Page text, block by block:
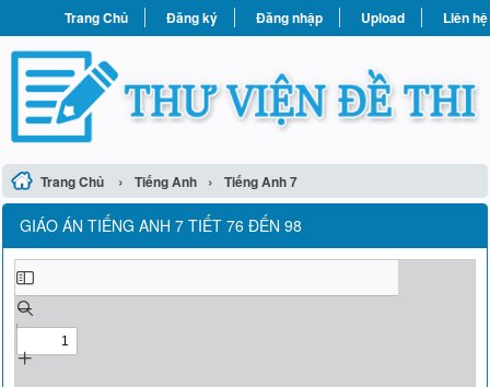
Trang Chủ Đăng ký Đăng nhập Upload Liên hệ
Trang Chủ › Tiếng Anh › Tiếng Anh 7
GIÁO ÁN TIẾNG ANH 7 TIẾT 76 ĐẾN 98